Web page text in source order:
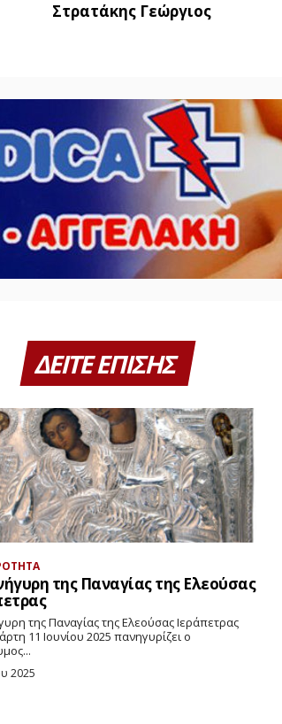
Γεώργιος
ΔΕΙΤΕ ΕΠΙΣΗΣ
της Παναγίας της Ελεούσας
της Παναγίας της Ελεούσας Ιεράπετρας
11 Ιουνίου 2025 πανηγυρίζει ο
2025